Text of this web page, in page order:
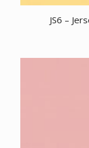
JS6 –